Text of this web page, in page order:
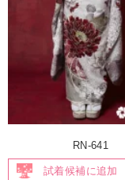
RN-641
試着候補に追加